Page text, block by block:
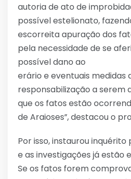
autoria de ato de
possível estelionato,
escorreita apuração dos
pela necessidade de se
possível dano ao
erário e eventuais medidas
responsabilização a serem
que os fatos estão
de Araioses”, destacou o
Por isso, instaurou
e as investigações já estão
Se os fatos forem